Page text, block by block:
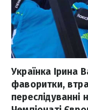
Українка Ірина
фаворитки,
переслідуванні